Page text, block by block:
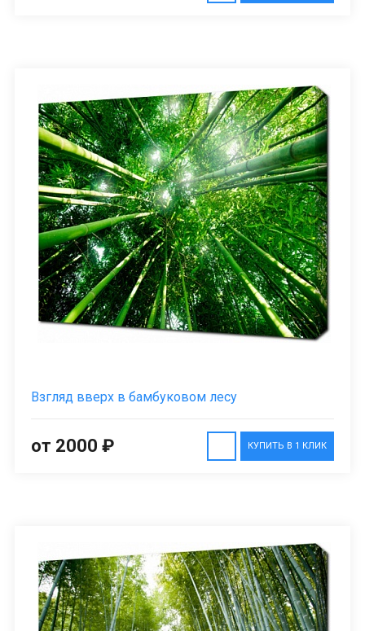
Взгляд вверх в бамбуковом лесу
КУПИТЬ В 1 КЛИК
от 2000 ₽